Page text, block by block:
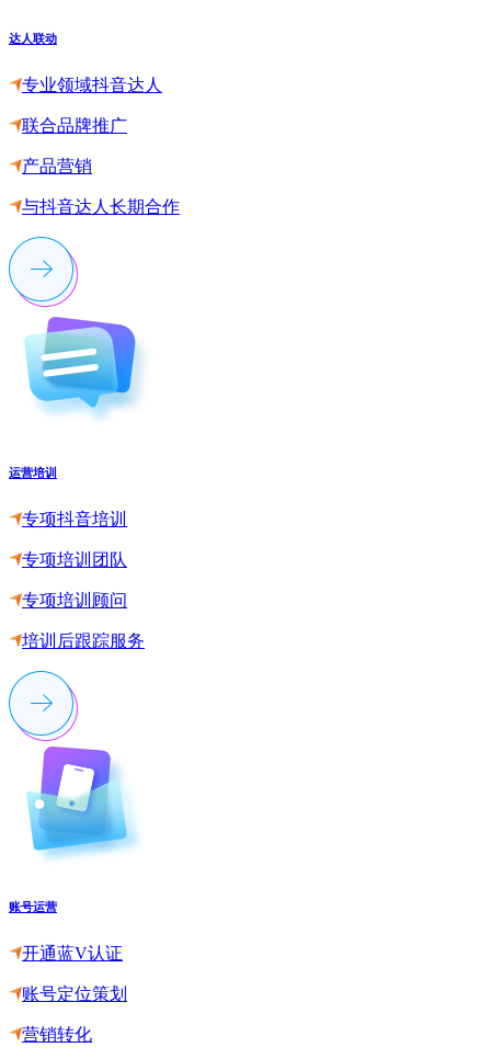
达人联动
专业领域抖音达人
联合品牌推广
产品营销
与抖音达人长期合作
运营培训
专项抖音培训
专项培训团队
专项培训顾问
培训后跟踪服务
账号运营
开通蓝V认证
账号定位策划
营销转化